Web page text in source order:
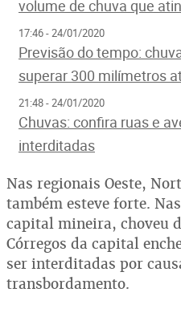
volume de chuva que
17:46 - 24/01/2020
Previsão do tempo:
superar 300 milímetros
21:48 - 24/01/2020
Chuvas: confira ruas e
interditadas
Nas regionais Oeste,
também esteve forte.
capital mineira, choveu
Córregos da capital
ser interditadas por
transbordamento.